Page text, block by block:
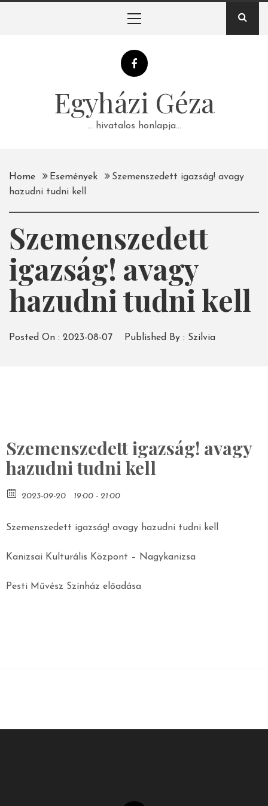
Egyházi Géza
… hivatalos honlapja…
Home Események
Szemenszedett igazság! avagy
hazudni tudni kell
Szemenszedett
igazság! avagy
hazudni tudni kell
Posted On : 2023-08-07 Published By : Szilvia
Szemenszedett igazság! avagy
hazudni tudni kell
2023-09-20 19:00 - 21:00
Szemenszedett igazság! avagy hazudni tudni kell
Kanizsai Kulturális Központ – Nagykanizsa
Pesti Művész Színház előadása